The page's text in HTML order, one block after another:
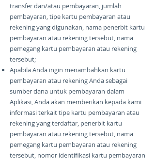
transfer dan/atau pembayaran, jumlah
pembayaran, tipe kartu pembayaran atau
rekening yang digunakan, nama penerbit kartu
pembayaran atau rekening tersebut, nama
pemegang kartu pembayaran atau rekening
tersebut;
Apabila Anda ingin menambahkan kartu
pembayaran atau rekening Anda sebagai
sumber dana untuk pembayaran dalam
Aplikasi, Anda akan memberikan kepada kami
informasi terkait tipe kartu pembayaran atau
rekening yang terdaftar, penerbit kartu
pembayaran atau rekening tersebut, nama
pemegang kartu pembayaran atau rekening
tersebut, nomor identifikasi kartu pembayaran